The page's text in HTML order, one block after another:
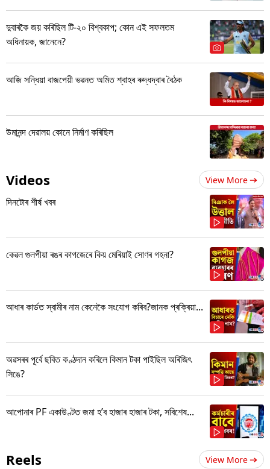
দুবাৰকৈ জয় কৰিছিল টি-২০ বিশ্বকাপ; কোন এই সফলতম
অধিনায়ক, জানেনে?
আজি সন্ধিয়া বাজপেয়ী ভৱনত অমিত শ্বাহৰ ৰুদ্ধদ্বাৰ বৈঠক
উমানন্দ দেৱালয় কোনে নিৰ্মাণ কৰিছিল
Videos View More
দিনটোৰ শীৰ্ষ খবৰ
কেৱল গুলপীয়া ৰঙৰ কাগজেৰে কিয় মেৰিয়াই সোণৰ গহনা?
আধাৰ কাৰ্ডত স্বামীৰ নাম কেনেকৈ সংযোগ কৰিব?জানক প্ৰক্ৰিয়া...
অৱসৰৰ পূৰ্বে ছবিত কণ্ঠদান কৰিলে কিমান টকা পাইছিল অৰিজিৎ
সিঙে?
আপোনাৰ PF একাউণ্টত জমা হ’ব হাজাৰ হাজাৰ টকা, সবিশেষ...
Reels View More